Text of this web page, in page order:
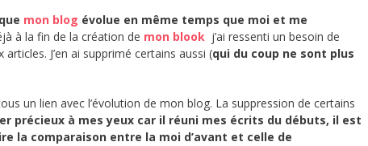
mon blog évolue en même temps que moi et me
à la fin de la création de mon blook j’ai ressenti un besoin de
articles. J’en ai supprimé certains aussi (qui du coup ne sont plus
un lien avec l’évolution de mon blog. La suppression de certains
précieux à mes yeux car il réuni mes écrits du débuts, il est
la comparaison entre la moi d’avant et celle de